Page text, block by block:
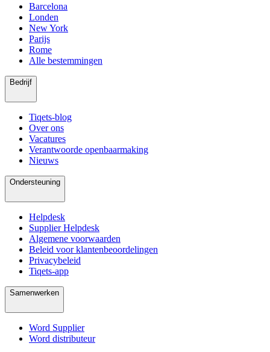
Barcelona
Londen
New York
Parijs
Rome
Alle bestemmingen
Bedrijf
Tiqets-blog
Over ons
Vacatures
Verantwoorde openbaarmaking
Nieuws
Ondersteuning
Helpdesk
Supplier Helpdesk
Algemene voorwaarden
Beleid voor klantenbeoordelingen
Privacybeleid
Tiqets-app
Samenwerken
Word Supplier
Word distributeur